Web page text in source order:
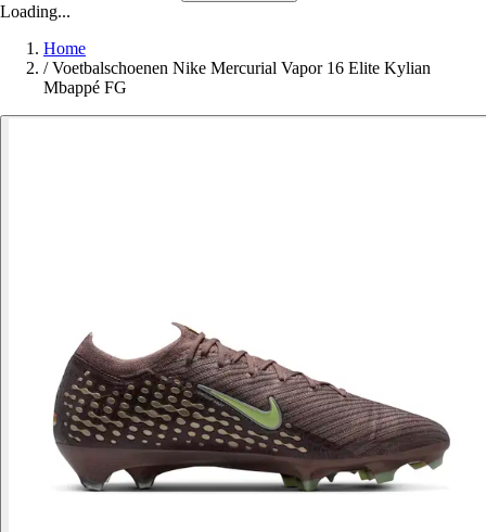
Loading...
Home
/ Voetbalschoenen Nike Mercurial Vapor 16 Elite Kylian
Mbappé FG